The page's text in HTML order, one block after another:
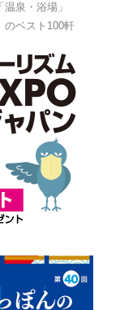
温泉・浴場」
のベスト100軒